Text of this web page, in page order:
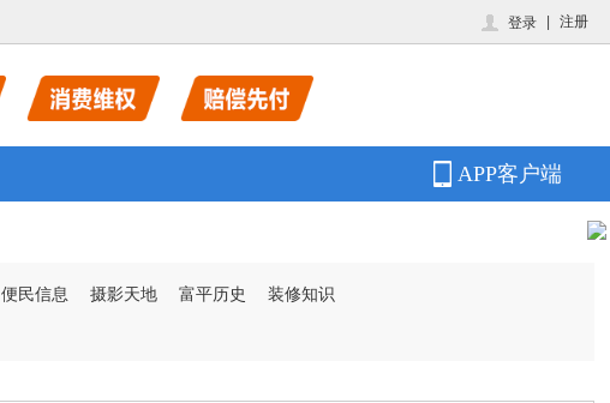
登录 注册
APP客户端
便民信息 摄影天地 富平历史
装修知识